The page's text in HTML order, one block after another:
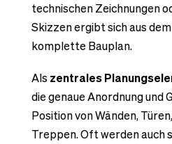
technischen Zeichnungen
Skizzen ergibt sich aus
komplette Bauplan.
Als zentrales
die genaue Anordnung und
Position von Wänden,
Treppen. Oft werden auch